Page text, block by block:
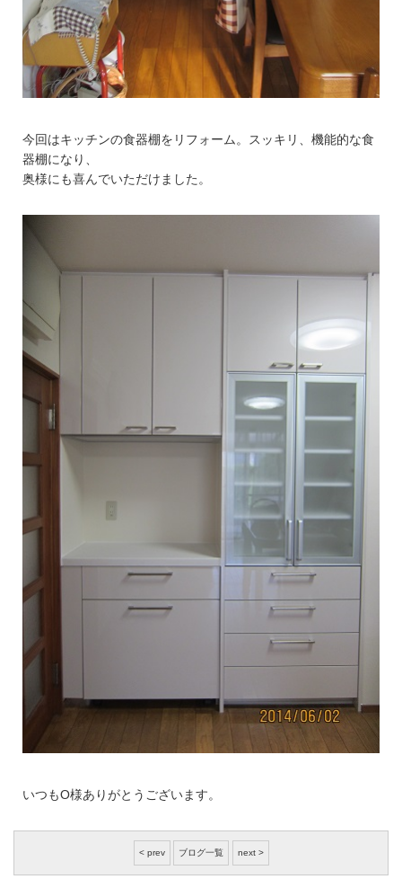
今回はキッチンの食器棚をリフォーム。スッキリ、機能的な食
器棚になり、
奥様にも喜んでいただけました。
いつもO様ありがとうございます。
< prev ブログ一覧 next >